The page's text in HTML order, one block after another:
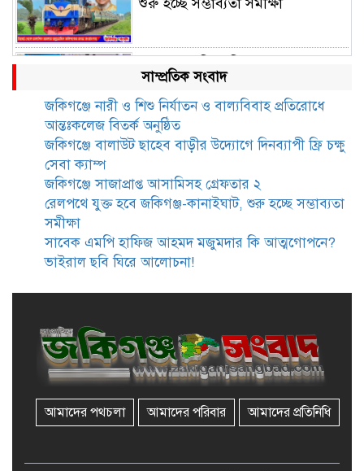
মজুমদার কি আত্মগোপনে? ভাইরাল
ছবি ঘিরে আলোচনা!
ভাতা পেতে টাকা লাগে না, জকিগঞ্জে
সমাজসেবা কর্মকর্তার গুরুত্বপূর্ণ বার্তা
জকিগঞ্জে সরকারি পাঁচ ভাতার আবেদন
জকিগঞ্জে সুরমা নদীর বালুমহালে
সত্যতা মেলেনি
জকিগঞ্জে ৪ হাজার পিস ইয়াবাসহ
একজন গ্রেপ্তার
আসনের এমপি মুফতি আবুল হাসান
সাম্প্রতিক সংবাদ
জকিগঞ্জে নারী ও শিশু নির্যাতন ও বাল্যবিবাহ প্রতিরোধে
আন্তঃকলেজ বিতর্ক অনুষ্ঠিত
জকিগঞ্জে বালাউট ছাহেব বাড়ীর উদ্যোগে দিনব্যাপী ফ্রি চক্ষু
সেবা ক্যাম্প
জকিগঞ্জে সাজাপ্রাপ্ত আসামিসহ গ্রেফতার ২
রেলপথে যুক্ত হবে জকিগঞ্জ-কানাইঘাট, শুরু হচ্ছে সম্ভাব্যতা
সমীক্ষা
সাবেক এমপি হাফিজ আহমদ মজুমদার কি আত্মগোপনে?
ভাইরাল ছবি ঘিরে আলোচনা!
আমাদের পথচলা আমাদের পরিবার আমাদের প্রতিনিধি